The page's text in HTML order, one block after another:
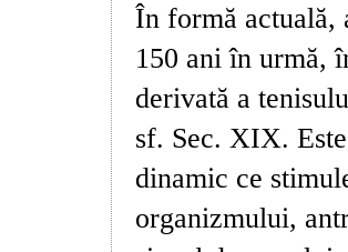
În formă actuală,
150 ani în urmă,
derivată a
sf. Sec. XIX.
dinamic ce
organizmului,